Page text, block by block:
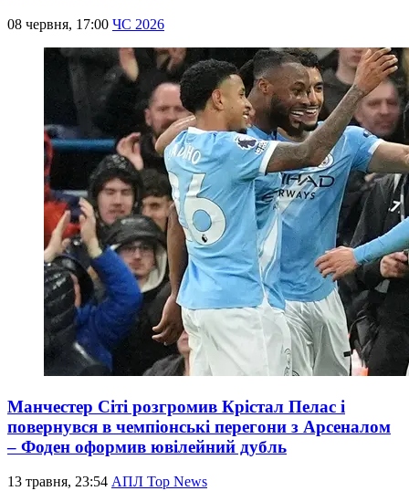
08 червня, 17:00 ЧС 2026
Манчестер Сіті розгромив Крістал Пелас і
повернувся в чемпіонські перегони з Арсеналом
– Фоден оформив ювілейний дубль
13 травня, 23:54 АПЛ Top News